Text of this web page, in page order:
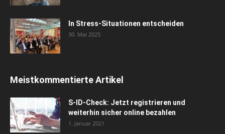
In Stress-Situationen entscheiden
30. Mai 2025
Meistkommentierte Artikel
S-ID-Check: Jetzt registrieren und
weiterhin sicher online bezahlen
1. Januar 2021